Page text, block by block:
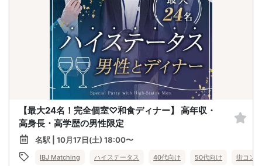
【最大24名！完全個室♡和食ディナー】 高年収・
高身長・高学歴の男性限定
名駅 | 10月17日(土) 18:00〜
IBJ Matching ハイステータス 40代向け 50代向け 街コン